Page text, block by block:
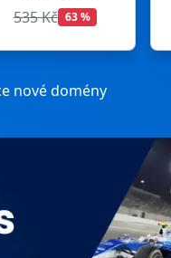
699 Kč 72 %
nové domény